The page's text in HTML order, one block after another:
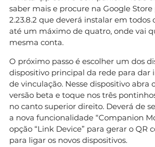
saber mais e procure na Google Store
2.23.8.2 que deverá instalar em todos
até um máximo de quatro, onde vai
mesma conta.
O próximo passo é escolher um dos
dispositivo principal da rede para dar
de vinculação. Nesse dispositivo abra
versão beta e toque nos três
no canto superior direito. Deverá de
a nova funcionalidade “Companion
opção “Link Device” para gerar o QR
para ligar os novos dispositivos.